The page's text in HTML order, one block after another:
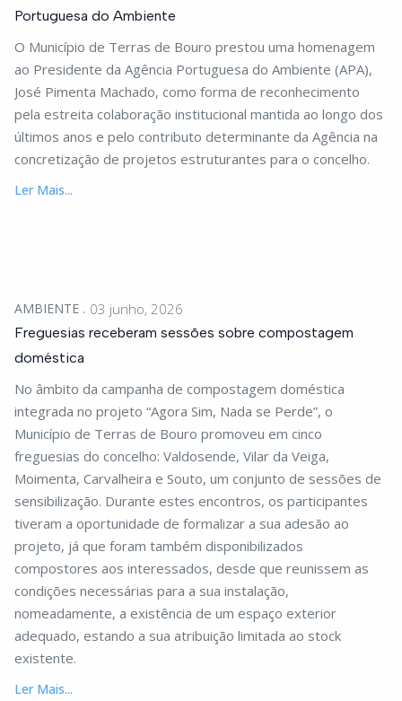
Portuguesa do Ambiente
O Município de Terras de Bouro prestou uma homenagem
ao Presidente da Agência Portuguesa do Ambiente (APA),
José Pimenta Machado, como forma de reconhecimento
pela estreita colaboração institucional mantida ao longo dos
últimos anos e pelo contributo determinante da Agência na
concretização de projetos estruturantes para o concelho.
Ler Mais...
AMBIENTE 03 junho, 2026
Freguesias receberam sessões sobre compostagem
doméstica
No âmbito da campanha de compostagem doméstica
integrada no projeto “Agora Sim, Nada se Perde”, o
Município de Terras de Bouro promoveu em cinco
freguesias do concelho: Valdosende, Vilar da Veiga,
Moimenta, Carvalheira e Souto, um conjunto de sessões de
sensibilização. Durante estes encontros, os participantes
tiveram a oportunidade de formalizar a sua adesão ao
projeto, já que foram também disponibilizados
compostores aos interessados, desde que reunissem as
condições necessárias para a sua instalação,
nomeadamente, a existência de um espaço exterior
adequado, estando a sua atribuição limitada ao stock
existente.
Ler Mais...